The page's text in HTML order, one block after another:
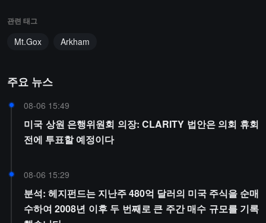
관련 태그
Mt.Gox Arkham
주요 뉴스
08-06 15:49
미국 상원 은행위원회 의장: CLARITY 법안은 의회 휴회
전에 투표할 예정이다
08-06 15:29
분석: 헤지펀드는 지난주 480억 달러의 미국 주식을 순매
수하여 2008년 이후 두 번째로 큰 주간 매수 규모를 기록